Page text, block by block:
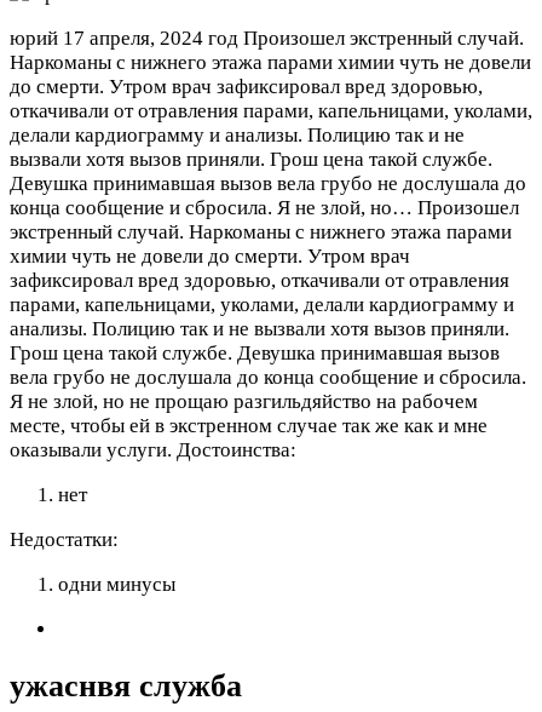
юрий 17 апреля, 2024 год Произошел экстренный случай.
Наркоманы с нижнего этажа парами химии чуть не довели
до смерти. Утром врач зафиксировал вред здоровью,
откачивали от отравления парами, капельницами, уколами,
делали кардиограмму и анализы. Полицию так и не
вызвали хотя вызов приняли. Грош цена такой службе.
Девушка принимавшая вызов вела грубо не дослушала до
конца сообщение и сбросила. Я не злой, но… Произошел
экстренный случай. Наркоманы с нижнего этажа парами
химии чуть не довели до смерти. Утром врач
зафиксировал вред здоровью, откачивали от отравления
парами, капельницами, уколами, делали кардиограмму и
анализы. Полицию так и не вызвали хотя вызов приняли.
Грош цена такой службе. Девушка принимавшая вызов
вела грубо не дослушала до конца сообщение и сбросила.
Я не злой, но не прощаю разгильдяйство на рабочем
месте, чтобы ей в экстренном случае так же как и мне
оказывали услуги. Достоинства:
нет
Недостатки:
одни минусы
ужаснвя служба